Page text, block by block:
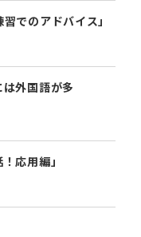
でのアドバイス」
外国語が多
応用編」